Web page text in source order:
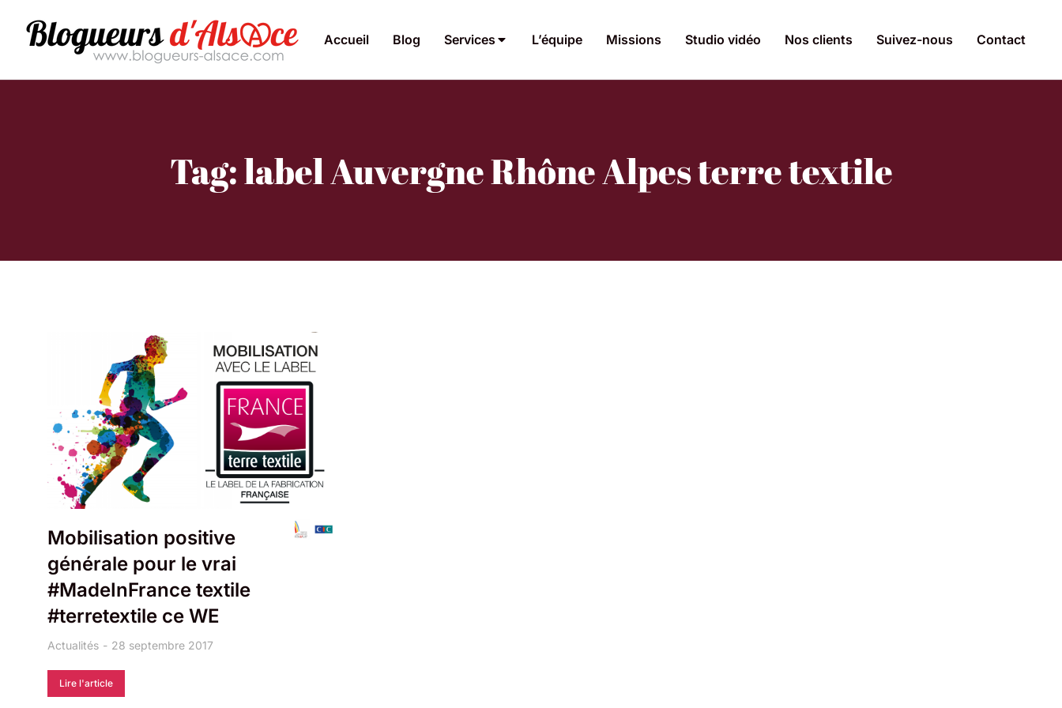
Accueil Blog Services L’équipe Missions Studio vidéo Nos clients Suivez-nous Contact
Tag: label Auvergne Rhône Alpes terre textile
Mobilisation positive
générale pour le vrai
#MadeInFrance textile
#terretextile ce WE
Actualités 28 septembre 2017
Lire l'article